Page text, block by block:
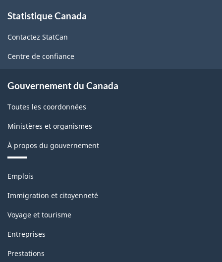
propos
ce
site
Statistique Canada
Contactez StatCan
Centre de confiance
Gouvernement du Canada
Toutes les coordonnées
Ministères et organismes
À propos du gouvernement
Thèmes
sujets
Emplois
Immigration et citoyenneté
Voyage et tourisme
Entreprises
Prestations